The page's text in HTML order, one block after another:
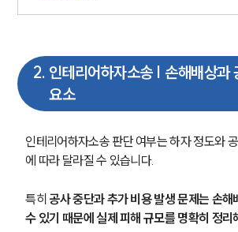
2. 인테리어하자소송 | 손해배상과
요소
인테리어하자소송 판단 여부는 하자 정도와
에 따라 달라질 수 있습니다.
특히 공사 중단과 추가 비용 발생 문제는 손해
수 있기 때문에 실제 피해 규모를 명확히 정리